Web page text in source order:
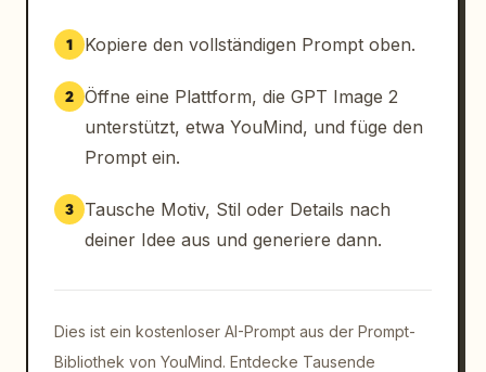
      {
        "title": "Warum CodePilot wählen?",
        "position": "unten links",
        "count": 4,
"Präzise & zuverlässig", "Datenschutz",
"Einfache Integration"],
        "icons": ["Uhr", "Haken", "Schild",
"Puzzleteil"]
        "title": "Jetzt erleben",
1 Kopiere den vollständigen Prompt oben.
2 Öffne eine Plattform, die GPT Image 2
unterstützt, etwa YouMind, und füge den
Prompt ein.
3
Tausche Motiv, Stil oder Details nach
deiner Idee aus und generiere dann.
Dies ist ein kostenloser AI-Prompt aus der Prompt-
Bibliothek von YouMind. Entdecke Tausende